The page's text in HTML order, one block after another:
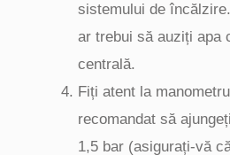
sistemului de
ar trebui să auziți apa
centrală.
Fiți atent la
recomandat să
1,5 bar (asigurați-vă